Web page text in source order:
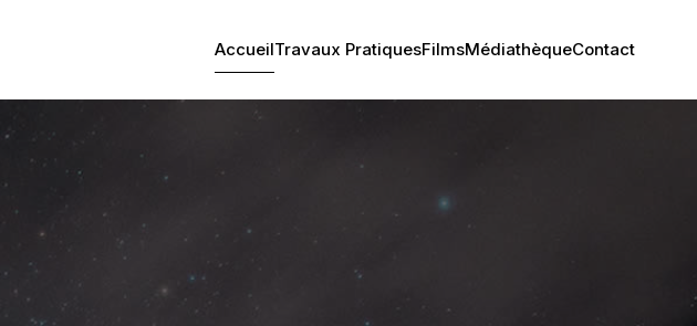
AccueilTravaux PratiquesFilmsMédiathèqueContact